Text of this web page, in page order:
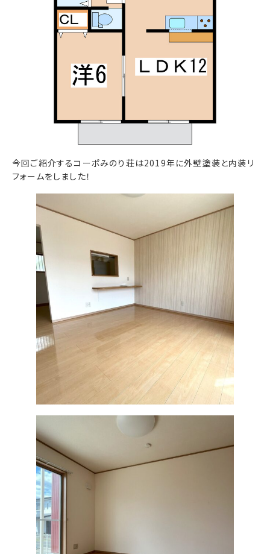
今回ご紹介するコーポみのり荘は2019年に外壁塗装と内装リ
フォームをしました！